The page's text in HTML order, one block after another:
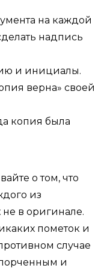
на каждой
надпись
и инициалы.
верна» своей
копия была
о том, что
из
в оригинале.
пометок и
случае
и